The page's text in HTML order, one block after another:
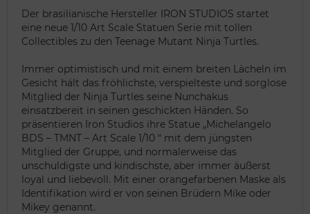
Der brasilianische Hersteller IRON STUDIOS startet
eine neue 1/10 Art Scale Statuen Serie mit tollen
Collectibles zu den Teenage Mutant Ninja Turtles.
Immer optimistisch und mit einem breiten Lächeln im
Gesicht hält das fröhlichste, verspielteste und sorglose
Mitglied der Ninja Turtles seine Nunchakus
einsatzbereit in seinen geschickten Händen. So
präsentieren Iron Studios ihre Statue „Michelangelo
BDS – TMNT – Art Scale 1/10 “ mit dem jüngsten
Mitglied der Gruppe, und normalerweise das
unschuldigste und kindischste, aber immer äußerst
loyal und liebevoll. Mit einer orangefarbenen Maske als
Identifikation wird er von seinen Brüdern Mike oder
Mikey genannt.